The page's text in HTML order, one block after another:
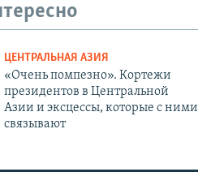
ЦЕНТРАЛЬНАЯ АЗИЯ
«Очень помпезно». Кортежи
президентов в Центральной
Азии и эксцессы, которые с ними
связывают